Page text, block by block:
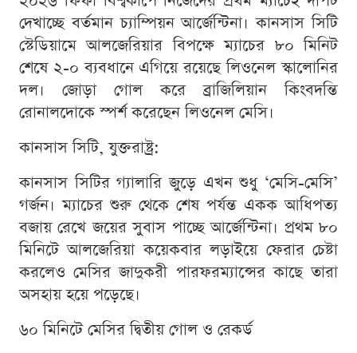
দেখাচ্ছে বর্তমান চ্যাম্পিয়ন আর্জেন্টিনা। কানসাস সিটি
স্টেডিয়ামে আলজেরিয়ার বিপক্ষে ম্যাচের ৮০ মিনিট
শেষে ২-০ ব্যবধানে এগিয়ে রয়েছে লিওনেল স্কালোনির
দল। জোড়া গোল করে ব্রাজিলিয়ান কিংবদন্তি
রোনালদোকে স্পর্শ করেছেন লিওনেল মেসি।
কানসাস সিটি, যুক্তরাষ্ট্র:
কানসাস সিটির গ্যালারি জুড়ে এখন শুধু ‘মেসি-মেসি’
গর্জন। ম্যাচের শুরু থেকে শেষ পর্যন্ত একক আধিপত্য
বজায় রেখে জয়ের সুবাস পাচ্ছে আর্জেন্টিনা। প্রথম ৮০
মিনিটে আলজেরিয়া কয়েকবার লড়াইয়ে ফেরার চেষ্টা
করলেও মেসির জাদুকরী পারফরম্যান্সের কাছে তারা
অসহায় হয়ে পড়েছে।
৬০ মিনিটে মেসির দ্বিতীয় গোল ও রেকর্ড